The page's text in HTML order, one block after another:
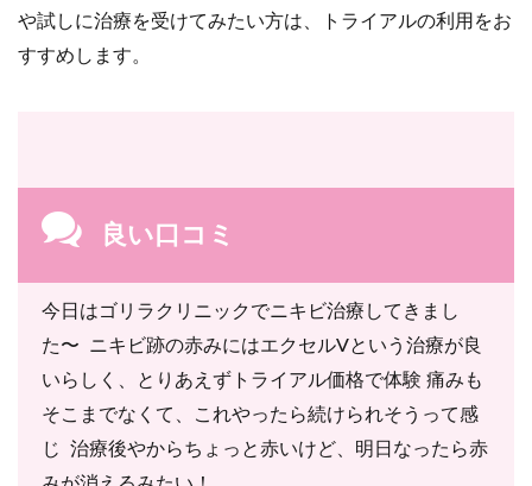
や試しに治療を受けてみたい方は、トライアルの利用をお
すすめします。
良い口コミ
今日はゴリラクリニックでニキビ治療してきまし
た〜 ニキビ跡の赤みにはエクセルVという治療が良
いらしく、とりあえずトライアル価格で体験 痛みも
そこまでなくて、これやったら続けられそうって感
じ 治療後やからちょっと赤いけど、明日なったら赤